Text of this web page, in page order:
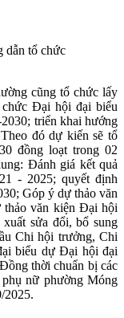
dẫn tổ chức
cũng tổ chức lấy
Đại hội đại biểu
triển khai hướng
đó dự kiến sẽ tổ
đồng loạt trong 02
Đánh giá kết quả
- 2025; quyết định
Góp ý dự thảo văn
văn kiện Đại hội
sửa đổi, bổ sung
Chi hội trưởng, Chi
biểu dự Đại hội đại
thời chuẩn bị các
nữ phường Móng
2025.